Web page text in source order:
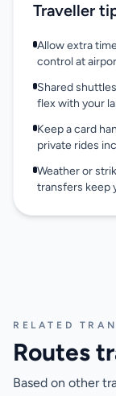
Traveller
Allow extra
control at
Shared
flex with your
Keep a card
private rides
Weather or
transfers keep
RELATED
Routes
Based on other